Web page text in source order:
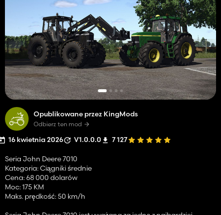
Opublikowane przez KingMods
Odbierz ten mod
16 kwietnia 2026 V1.0.0.0 7 127
Seria John Deere 7010
Kategoria: Ciągniki średnie
Cena: 68 000 dolarów
Moc: 175 KM
Maks. prędkość: 50 km/h